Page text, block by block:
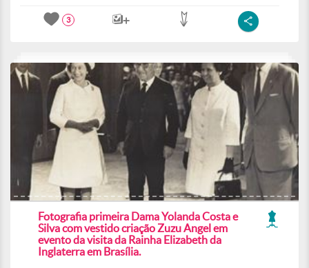
3
Fotografia primeira Dama Yolanda Costa e
Silva com vestido criação Zuzu Angel em
evento da visita da Rainha Elizabeth da
Inglaterra em Brasília.